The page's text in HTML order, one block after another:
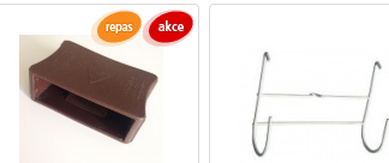
Detail